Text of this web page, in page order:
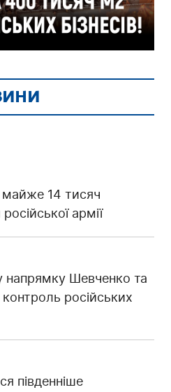
майже 14 тисяч
армії
напрямку Шевченко та
російських
південніше